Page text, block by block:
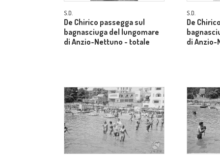
S.D.
De Chirico passegga sul
bagnasciuga del lungomare
di Anzio-Nettuno - totale
S.D.
De
di